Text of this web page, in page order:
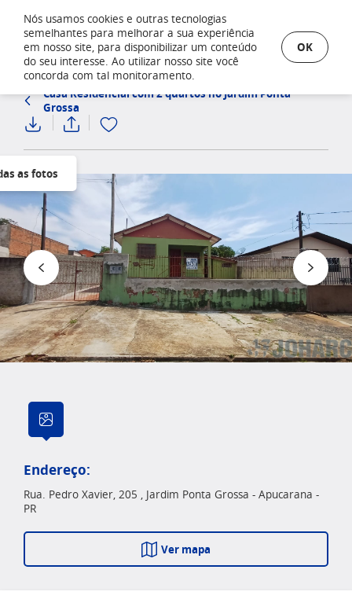
Casa Residencial com 2 quartos no Jardim Ponta
Grossa
as fotos
Endereço:
Rua. Pedro Xavier, 205 , Jardim Ponta Grossa - Apucarana -
PR
Ver mapa
Nós usamos cookies e outras tecnologias
semelhantes para melhorar a sua experiência
em nosso site, para disponibilizar um conteúdo
do seu interesse. Ao utilizar nosso site você
concorda com tal monitoramento.
OK